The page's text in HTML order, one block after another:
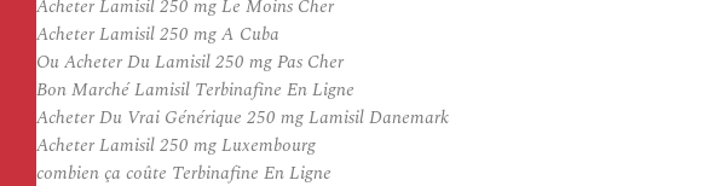
Acheter Lamisil 250 mg Le Moins Cher
Acheter Lamisil 250 mg A Cuba
Ou Acheter Du Lamisil 250 mg Pas Cher
Bon Marché Lamisil Terbinafine En Ligne
Acheter Du Vrai Générique 250 mg Lamisil Danemark
Acheter Lamisil 250 mg Luxembourg
combien ça coûte Terbinafine En Ligne